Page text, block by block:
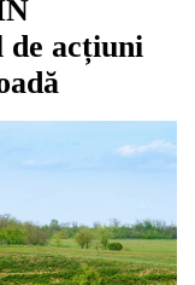
acțiuni